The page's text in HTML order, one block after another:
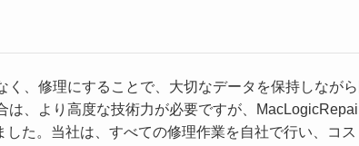
く、修理にすることで、大切なデータを保持しながら
は、より高度な技術力が必要ですが、
した。当社は、すべての修理作業を自社で行い、コ